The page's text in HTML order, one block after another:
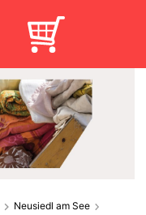
Neusiedl am See